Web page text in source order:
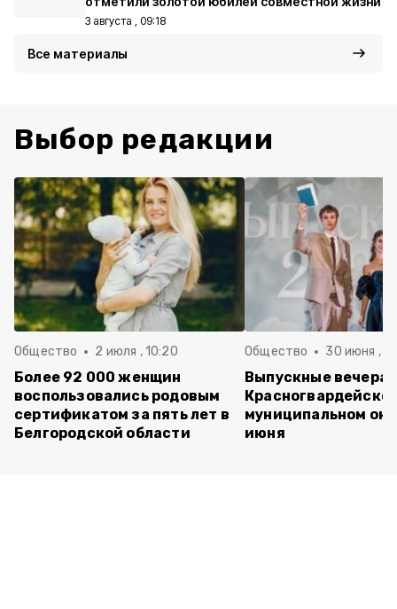
3 августа , 09:18
Все материалы
Выбор редакции
Общество 2 июля , 10:20
Более 92 000 женщин
воспользовались родовым
сертификатом за пять лет в
Белгородской области
Общество 30 июня ,
Выпускные вечера
муниципальном
июня